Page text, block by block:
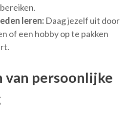
leren: Daag jezelf uit door
of een hobby op te pakken
van persoonlijke